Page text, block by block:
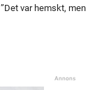
var hemskt,